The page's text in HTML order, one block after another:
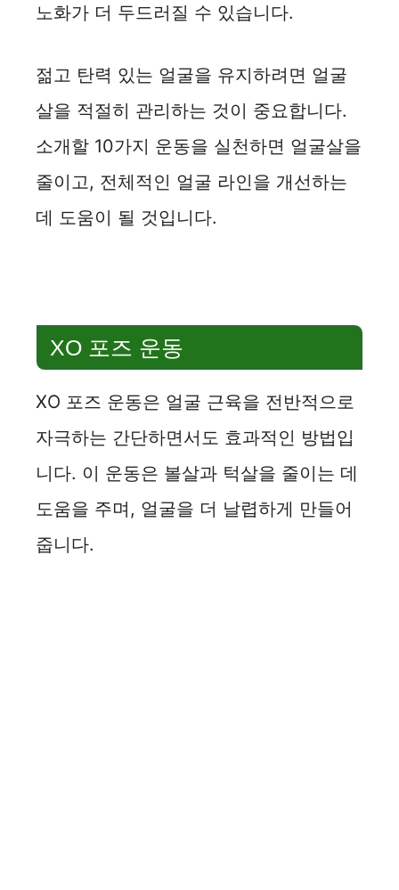
노화가 더 두드러질 수 있습니다.
젊고 탄력 있는 얼굴을 유지하려면 얼굴
살을 적절히 관리하는 것이 중요합니다.
소개할 10가지 운동을 실천하면 얼굴살을
줄이고, 전체적인 얼굴 라인을 개선하는
데 도움이 될 것입니다.
XO 포즈 운동
XO 포즈 운동은 얼굴 근육을 전반적으로
자극하는 간단하면서도 효과적인 방법입
니다. 이 운동은 볼살과 턱살을 줄이는 데
도움을 주며, 얼굴을 더 날렵하게 만들어
줍니다.